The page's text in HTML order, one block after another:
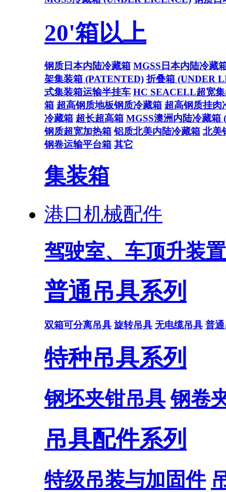
20'箱以上
钢质日本内陆冷藏箱 MGSS日本内陆冷藏
架集装箱 (PATENTED) 折叠箱 (UNDER
式集装箱运输半挂车 HC SEACELL超宽
箱 超高钢质地板钢质冷藏箱 超高钢质挂肉
冷藏箱 超长超高箱 MGSS澳洲内陆冷藏
钢质超宽加热箱 铝质北美内陆冷藏箱 北美
钢卷运输平台箱 其它
集装箱
港口机械配件
驾驶室、车顶升装置
普通吊具系列
双箱可分离吊具 旋转吊具 无电缆吊具 普
特种吊具系列
钢坯夹钳吊具 钢卷
吊具配件系列
特级吊装与加固件